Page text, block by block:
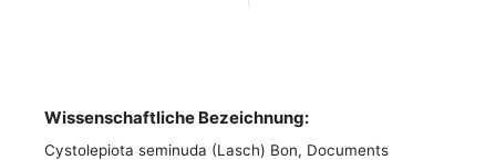
Wissenschaftliche Bezeichnung:
Cystolepiota seminuda (Lasch) Bon, Documents